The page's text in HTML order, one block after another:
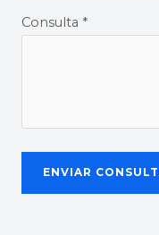
Consulta *